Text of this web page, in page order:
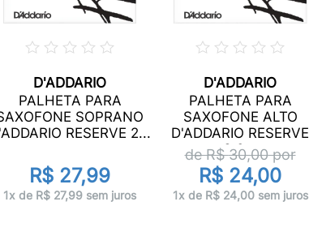
D'ADDARIO
PALHETA PARA
SOPRANO
RESERVE 2...
R$ 27,99
1x de R$ 27,99 sem juros
D'ADDARIO
PALHETA PARA
SAXOFONE ALTO
D'ADDARIO RESERVE
3.0...
de R$30,00por
R$ 24,00
1x de R$ 24,00 sem juros